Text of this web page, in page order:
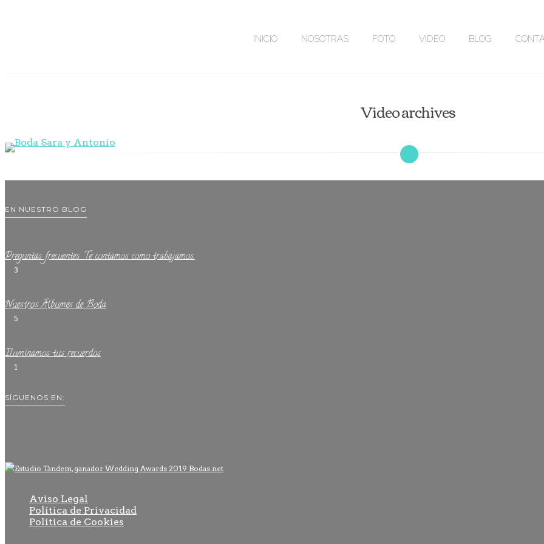
INICIO NOSOTRAS FOTO VIDEO BLOG
Video archives
EN NUESTRO BLOG
Preguntas frecuentes. Te contamos como trabajamos.
3
Nuestros Álbumes de Boda
5
Iluminamos tus recuerdos
1
SÍGUENOS EN:
Aviso Legal
Política de Privacidad
Política de Cookies